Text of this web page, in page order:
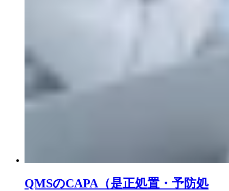
QMSのCAPA（是正処置・予防処